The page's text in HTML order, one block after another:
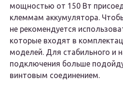
мощностью от 150 Вт
клеммам аккумулятора.
не рекомендуется
которые входят в
моделей. Для стабильного и
подключения больше
винтовым соединением.